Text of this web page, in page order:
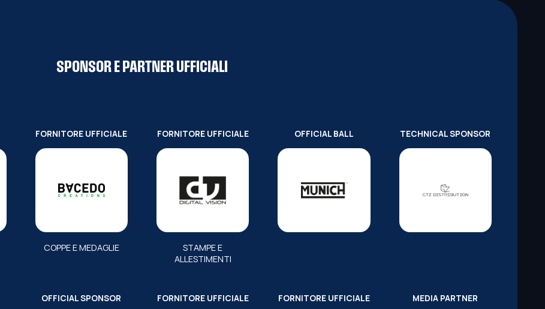
SPONSOR E PARTNER UFFICIALI
FORNITORE UFFICIALE
COPPE E MEDAGLIE
FORNITORE UFFICIALE
STAMPE E
ALLESTIMENTI
OFFICIAL BALL TECHNICAL SPONSOR
OFFICIAL SPONSOR FORNITORE UFFICIALE FORNITORE UFFICIALE MEDIA PARTNER